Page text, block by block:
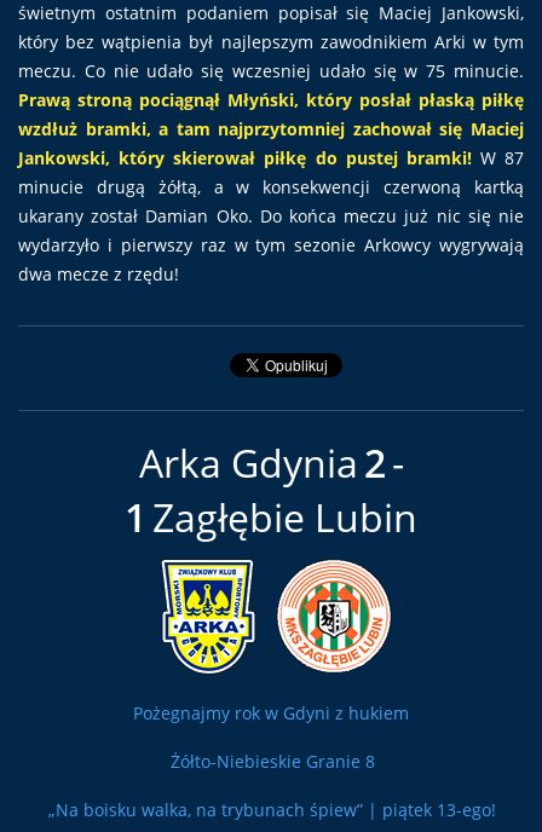
świetnym ostatnim podaniem popisał się Maciej Jankowski,
który bez wątpienia był najlepszym zawodnikiem Arki w tym
meczu. Co nie udało się wczesniej udało się w 75 minucie.
Prawą stroną pociągnął Młyński, który posłał płaską piłkę
wzdłuż bramki, a tam najprzytomniej zachował się Maciej
Jankowski, który skierował piłkę do pustej bramki! W 87
minucie drugą żółtą, a w konsekwencji czerwoną kartką
ukarany został Damian Oko. Do końca meczu już nic się nie
wydarzyło i pierwszy raz w tym sezonie Arkowcy wygrywają
dwa mecze z rzędu!
Arka Gdynia2
1 Zagłębie Lubin
Pożegnajmy rok w Gdyni z hukiem
Żółto-Niebieskie Granie 8
„Na boisku walka, na trybunach śpiew” | piątek 13-ego!